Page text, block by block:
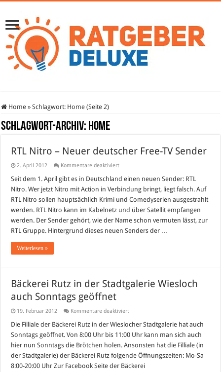
Home » Schlagwort: Home (Seite 2)
Schlagwort-Archiv: Home
RTL Nitro – Neuer deutscher Free-TV Sender
2. April 2012 Kommentare deaktiviertfür
Nitro
Neuer
deutscher
Free-
TV
Seit dem 1. April gibt es in Deutschland einen neuen Sender: RTL
Nitro. Wer jetzt Nitro mit Action in Verbindung bringt, liegt falsch. Auf
RTL Nitro sollen hauptsächlich Krimi und Comedyserien ausgestrahlt
werden. RTL Nitro kann im Kabelnetz und über Satellit empfangen
werden. Der Sender gehört, wie der Name schon vermuten lässt, zur
RTL Gruppe. Hintergrund dieses neuen Senders der …
Weiterlesen »
Bäckerei Rutz in der Stadtgalerie Wiesloch
auch Sonntags geöffnet
19. Februar 2012 Kommentare deaktiviertfür
Rutz
der
Stadtgalerie
Wiesloch
auch
Sonntags
geöffnet
Die Filliale der Bäckerei Rutz in der Wieslocher Stadtgalerie hat auch
Sonntags geöffnet. Von 8:00 Uhr bis 11:00 Uhr kann man sich auch
hier nun Sonntags die Brötchen holen. Ansonsten hat die Filliale (in
der Stadtgalerie) der Bäckerei Rutz folgende Öffnungszeiten: Mo-Sa
8:00-20:00 Uhr Zur Facebook Seite der Bäckerei